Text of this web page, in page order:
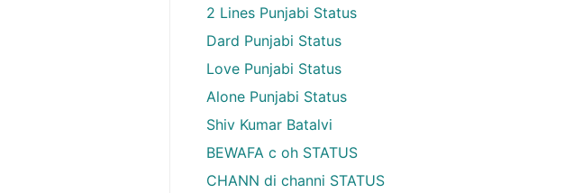
2 Lines Punjabi Status
Dard Punjabi Status
Love Punjabi Status
Alone Punjabi Status
Shiv Kumar Batalvi
BEWAFA c oh STATUS
CHANN di channi STATUS